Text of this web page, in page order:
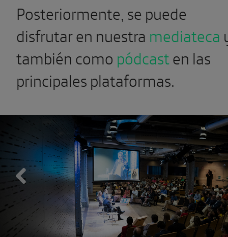
Posteriormente, se puede
disfrutar en nuestra mediateca
también como pódcasten las
principales plataformas.
Previous